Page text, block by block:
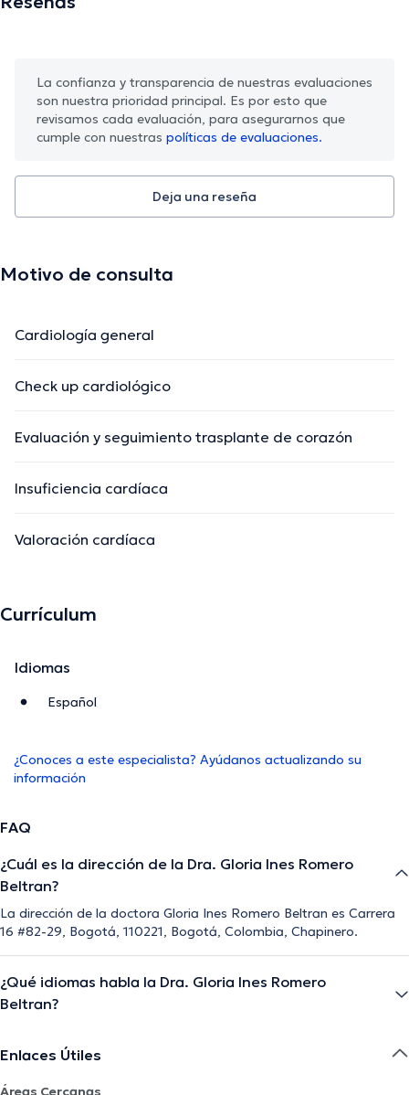
La confianza y transparencia de nuestras evaluaciones
son nuestra prioridad principal. Es por esto que
revisamos cada evaluación, para asegurarnos que
cumple con nuestras políticas de evaluaciones.
Deja una reseña
Motivo de consulta
Cardiología general
Check up cardiológico
Evaluación y seguimiento trasplante de corazón
Insuficiencia cardíaca
Valoración cardíaca
Currículum
Idiomas
Español
¿Conoces a este especialista? Ayúdanos actualizando su
información
FAQ
¿Cuál es la dirección de la Dra. Gloria Ines Romero
Beltran?
La dirección de la doctora Gloria Ines Romero Beltran es Carrera
16 #82-29, Bogotá, 110221, Bogotá, Colombia, Chapinero.
¿Qué idiomas habla la Dra. Gloria Ines Romero
Beltran?
Enlaces Útiles
Áreas Cercanas